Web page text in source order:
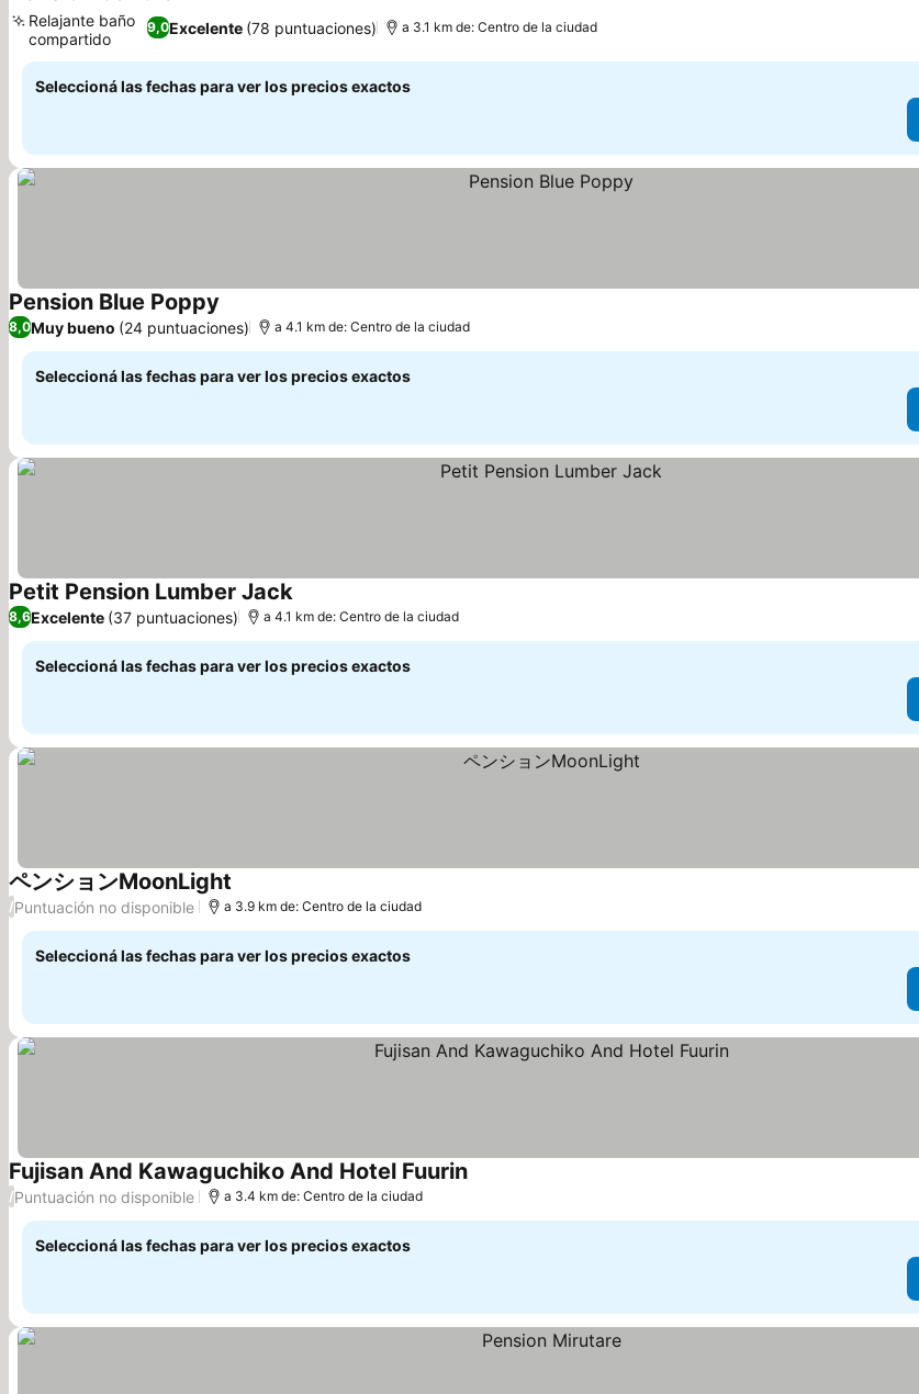
9,0Excelente (78 puntuaciones)
Relajante baño
compartido
a 3.1 km de: Centro de la ciudad
Seleccioná las fechas para ver los precios exactos
Pension Blue Poppy
8,0Muy bueno (24 puntuaciones) a 4.1 km de: Centro de la ciudad
Seleccioná las fechas para ver los precios exactos
Petit Pension Lumber Jack
8,6Excelente (37 puntuaciones) a 4.1 km de: Centro de la ciudad
Seleccioná las fechas para ver los precios exactos
ペンションMoonLight
/Puntuación no disponible a 3.9 km de: Centro de la ciudad
Seleccioná las fechas para ver los precios exactos
Fujisan And Kawaguchiko And Hotel Fuurin
/Puntuación no disponible a 3.4 km de: Centro de la ciudad
Seleccioná las fechas para ver los precios exactos